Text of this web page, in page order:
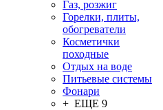
Газ, розжиг
Горелки, плиты,
обогреватели
Косметички
походные
Отдых на воде
Питьевые системы
Фонари
+ ЕЩЕ 9